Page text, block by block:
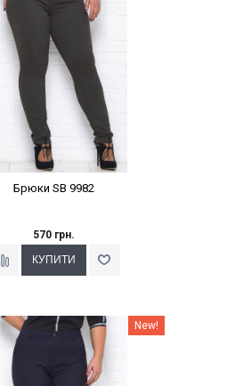
Брюки SB 9982
570 грн.
Наклейки Варіант з % New!